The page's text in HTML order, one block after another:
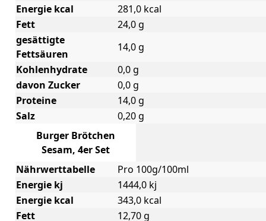
Energie kcal
281,0 kcal
Fett
24,0 g
gesättigte
Fettsäuren
14,0 g
Kohlenhydrate
0,0 g
davon Zucker
0,0 g
Proteine
14,0 g
Salz
0,20 g
Burger Brötchen
Sesam, 4er Set
Nährwerttabelle
Pro 100g/100ml
Energie kj
1444,0 kj
Energie kcal
343,0 kcal
Fett
12,70 g